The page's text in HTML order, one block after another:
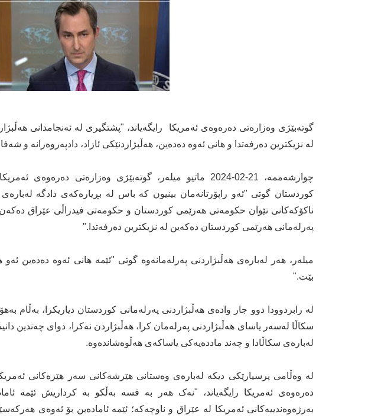
گوتەبێژی وەزارەتی دەرەوەی ئەمریکا رایگەیاند، "پشتگیری لە ئەنجامدانی
لە نزیکترین دەرفەتدا و هانی ئەوە دەدەین، هەڵبژاردنێکی ئازاد، دادپەروەرانە و
چوارشەممە، 21-02-2024 ماتیو میلەر، گوتەبێژی وەزارەتی
کوردستان گوتی "ئەو راپۆرتانەمان بینیون کە باس لە بڕیارەکەی دادگە
ناکۆکەکانی نێوان حکومەتی هەرێمی کوردستان و حکومەتی فیدراڵی عێراق دەکەن.
پەرلەمانی هەرێمی کوردستان دەکەین لە نزیکترین دەرفەتدا."
میلەر، هەر لەبارەی هەڵبژاردنی پەرلەمانەوە گوتی "ئێمە هانی ئەوە دەدەین ئەو
بێت."
لە رابردوودا دوو جار وادەی هەڵبژاردنی پەرلەمانی کوردستان دیاریکرا، بەڵام
سکاڵا لەسەر یاسای هەڵبژاردنی پەرلەمان کرا، هەڵبژاردن نەکرا، دوای چەندین
لەبارەی سكاڵادا و چەند ماددەیەکی یاساکەی هەڵوەشاندەوە.
لە وەڵامی پرسیارێکی دیکە لەبارەی وەستانی هێرشەکانی سەر هێزەکانی
دەرەوەی ئەمریکا رایگەیاند، "نەک هەر بە قسە بەڵکو بە کرداریش ئێمە
بەرژەوەندییەکانی ئەمریکا لە عێراق و ناوچەکە؛ ئێمە ئامادەین بۆ ئەوەی